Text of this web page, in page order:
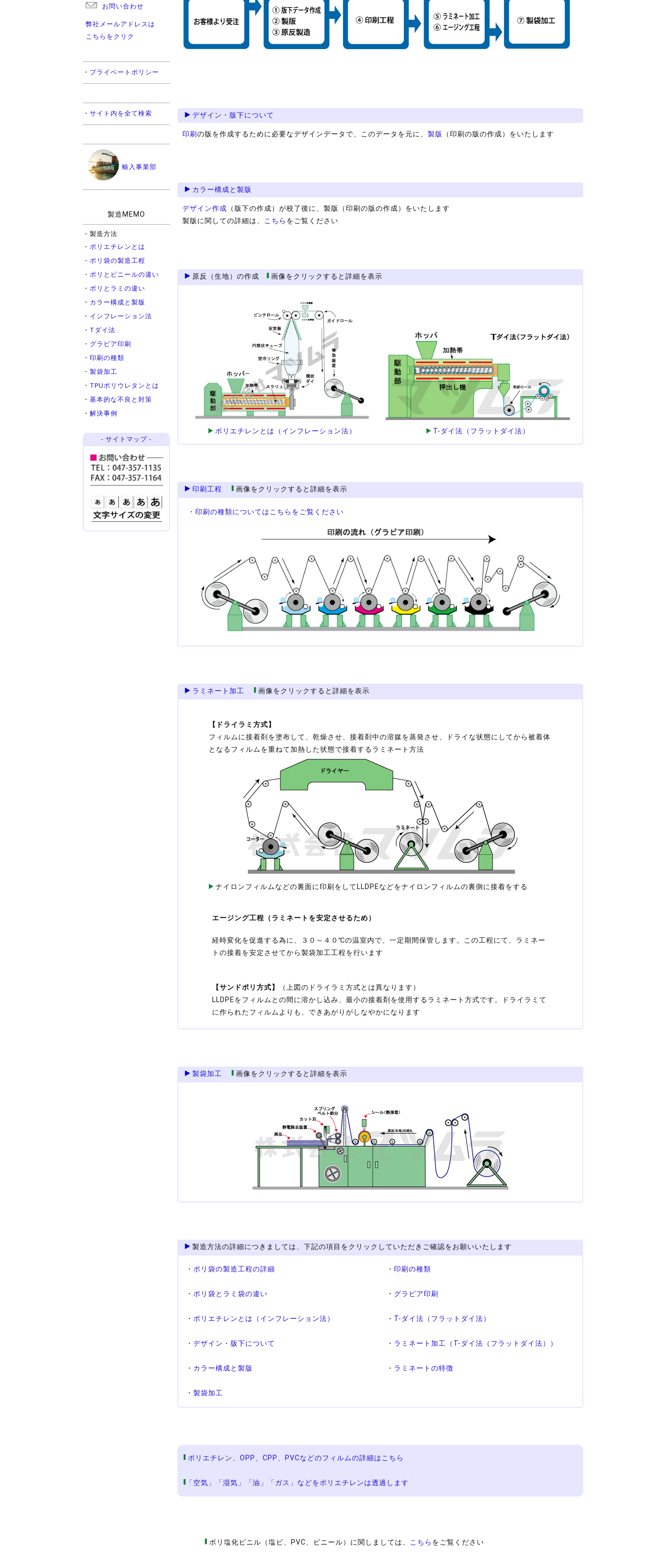
お問い合わせ
弊社メールアドレスは
こちらをクリク
・ プライベートポリシー
・ サイト内を全て検索
輸入事業部
製造MEMO
・製造方法
・ ポリエチレンとは
・ ポリ袋の製造工程
・ ポリとビニールの違い
・ ポリとラミの違い
・ カラー構成と製版
・ インフレーション法
・ Tダイ法
・ グラビア印刷
・ 印刷の種類
・ 製袋加工
・ TPUポリウレタンとは
・ 基本的な不良と対策
・ 解決事例
- サイトマップ -
デザイン・版下について
印刷 の版を作成するために必要なデザインデータで、このデータを元に、 製版 （印刷の版の作成）をいたします
カラー構成と製版
デザイン作成 （版下の作成）が校了後に、製版（印刷の版の作成）をいたします
製版に関しての詳細は、
こちら をご覧ください
原反（生地）の作成 画像をクリックすると詳細を表示
ポリエチレンとは（インフレーション法） T-ダイ法（フラットダイ法）
印刷工程 画像をクリックすると詳細を表示
・印刷の種類についてはこちらをご覧ください
ラミネート加工 画像をクリックすると詳細を表示
【ドライラミ方式】
フィルムに接着剤を塗布して、乾燥させ、接着剤中の溶媒を蒸発させ、ドライな状態にしてから被着体
となるフィルムを重ねて加熱した状態で接着するラミネート方法
ナイロンフィルムなどの裏面に印刷をしてLLDPEなどをナイロンフィルムの裏側に接着をする
エージング工程（ラミネートを安定させるため）
経時変化を促進する為に、３０～４０℃の温室内で、一定期間保管します。この工程にて、ラミネー
トの接着を安定させてから製袋加工工程を行います
【サンドポリ方式】
（上図のドライラミ方式とは異なります）
LLDPEをフィルムとの間に溶かし込み、最小の接着剤を使用するラミネート方式です。ドライラミて
に作られたフィルムよりも、できあがりがしなやかになります
製袋加工 画像をクリックすると詳細を表示
製造方法の詳細につきましては、下記の項目をクリックしていただきご確認をお願いいたします
・ ポリ袋の製造工程の詳細 ・ 印刷の種類
・ ポリ袋とラミ袋の違い ・ グラビア印刷
・ ポリエチレンとは（インフレーション法） ・ T-ダイ法（フラットダイ法）
・ デザイン・版下について ・ ラミネート加工（T-ダイ法（フラットダイ法））
・ カラー構成と製版 ・ ラミネートの特徴
・ 製袋加工
ポリエチレン、OPP、CPP、PVCなどのフィルムの詳細はこちら
「空気」「湿気」「油」「ガス」などをポリエチレンは透過します
ポリ塩化ビニル（塩ビ、PVC、ビニール）に関しましては、 こちら をご覧ください